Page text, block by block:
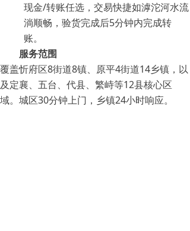
现金/转账任选，交易快捷如滹沱河水流
淌顺畅，验货完成后5分钟内完成转
账。
服务范围
覆盖忻府区8街道8镇、原平4街道14乡镇，以
及定襄、五台、代县、繁峙等12县核心区
域。城区30分钟上门，乡镇24小时响应。